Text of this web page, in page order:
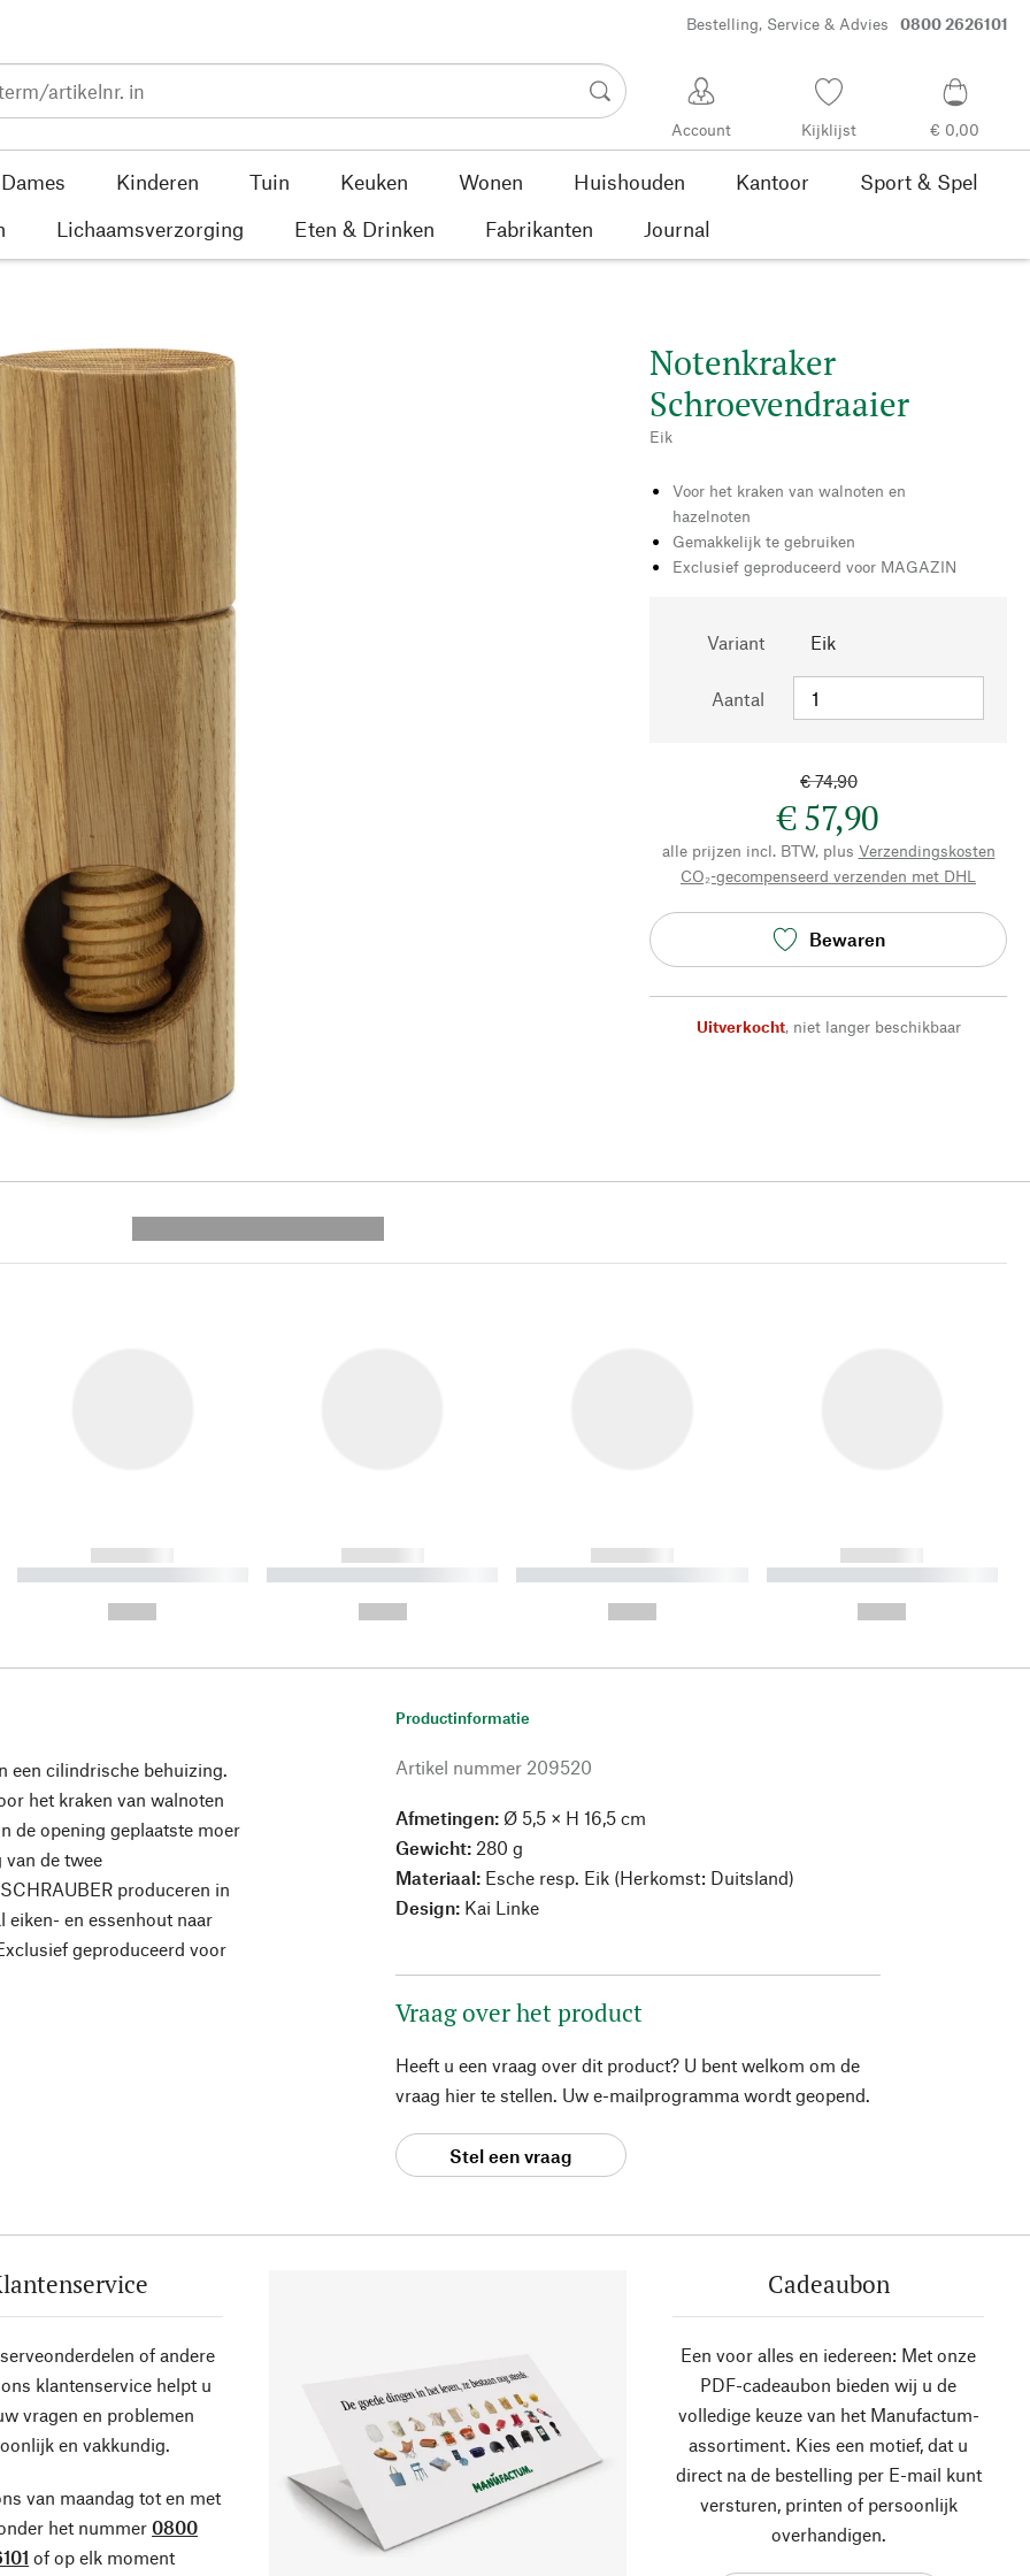
Bestelling, Service & Advies 0800 2626101
Account Kijklijst € 0,00
Dames Kinderen Tuin Keuken Wonen Huishouden Kantoor
Sport & Spel
Lichaamsverzorging Eten & Drinken Fabrikanten Journal
Notenkraker
Schroevendraaier
Eik
Voor het kraken van walnoten en
hazelnoten
Gemakkelijk te gebruiken
Exclusief geproduceerd voor MAGAZIN
Variant Eik
Aantal
€ 74,90
€ 57,90
alle prijzen incl. BTW, plus Verzendingskosten
CO₂-gecompenseerd verzenden met DHL
Bewaren
Uitverkocht, niet langer beschikbaar
------------
----------- ----------- ----------
------------
----------- ----------- ----------
------------
----------- ----------- ----------
------------
----------- ----------- ----------
een cilindrische behuizing.
het kraken van walnoten
de opening geplaatste moer
de twee
produceren in
eiken- en essenhout naar
geproduceerd voor
Productinformatie
Artikel nummer 209520
Afmetingen: Ø 5,5 × H 16,5 cm
Gewicht: 280 g
Materiaal: Esche resp. Eik (Herkomst: Duitsland)
Design: Kai Linke
Vraag over het product
Heeft u een vraag over dit product? U bent welkom om de
vraag hier te stellen. Uw e-mailprogramma wordt geopend.
Stel een vraag
of andere
klantenservice helpt u
vragen en problemen
en vakkundig.
van maandag tot en met
het nummer 0800
of op elk moment
Cadeaubon
Een voor alles en iedereen: Met onze
PDF-cadeaubon bieden wij u de
volledige keuze van het Manufactum-
assortiment. Kies een motief, dat u
direct na de bestelling per E-mail kunt
versturen, printen of persoonlijk
overhandigen.